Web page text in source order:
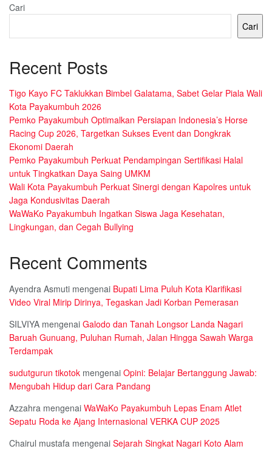
Cari
Cari
Recent Posts
Tigo Kayo FC Taklukkan Bimbel Galatama, Sabet Gelar Piala Wali
Kota Payakumbuh 2026
Pemko Payakumbuh Optimalkan Persiapan Indonesia’s Horse
Racing Cup 2026, Targetkan Sukses Event dan Dongkrak
Ekonomi Daerah
Pemko Payakumbuh Perkuat Pendampingan Sertifikasi Halal
untuk Tingkatkan Daya Saing UMKM
Wali Kota Payakumbuh Perkuat Sinergi dengan Kapolres untuk
Jaga Kondusivitas Daerah
WaWaKo Payakumbuh Ingatkan Siswa Jaga Kesehatan,
Lingkungan, dan Cegah Bullying
Recent Comments
Ayendra Asmuti mengenai Bupati Lima Puluh Kota Klarifikasi
Video Viral Mirip Dirinya, Tegaskan Jadi Korban Pemerasan
SILVIYA mengenai Galodo dan Tanah Longsor Landa Nagari
Baruah Gunuang, Puluhan Rumah, Jalan Hingga Sawah Warga
Terdampak
sudutgurun tikotok mengenai Opini: Belajar Bertanggung Jawab:
Mengubah Hidup dari Cara Pandang
Azzahra mengenai WaWaKo Payakumbuh Lepas Enam Atlet
Sepatu Roda ke Ajang Internasional VERKA CUP 2025
Chairul mustafa mengenai Sejarah Singkat Nagari Koto Alam